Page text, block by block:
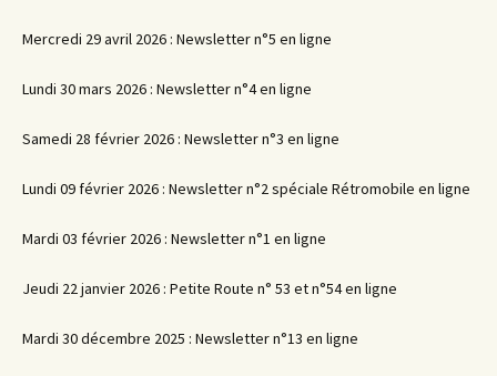
Mercredi 29 avril 2026 : Newsletter n°5 en ligne
Lundi 30 mars 2026 : Newsletter n°4 en ligne
Samedi 28 février 2026 : Newsletter n°3 en ligne
Lundi 09 février 2026 : Newsletter n°2 spéciale Rétromobile en ligne
Mardi 03 février 2026 : Newsletter n°1 en ligne
Jeudi 22 janvier 2026 : Petite Route n° 53 et n°54 en ligne
Mardi 30 décembre 2025 : Newsletter n°13 en ligne